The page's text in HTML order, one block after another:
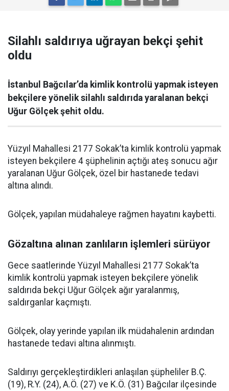
Silahlı saldırıya uğrayan bekçi şehit
oldu
İstanbul Bağcılar’da kimlik kontrolü yapmak isteyen
bekçilere yönelik silahlı saldırıda yaralanan bekçi
Uğur Gölçek şehit oldu.
Yüzyıl Mahallesi 2177 Sokak’ta kimlik kontrolü yapmak
isteyen bekçilere 4 şüphelinin açtığı ateş sonucu ağır
yaralanan Uğur Gölçek, özel bir hastanede tedavi
altına alındı.
Gölçek, yapılan müdahaleye rağmen hayatını kaybetti.
Gözaltına alınan zanlıların işlemleri sürüyor
Gece saatlerinde Yüzyıl Mahallesi 2177 Sokak’ta
kimlik kontrolü yapmak isteyen bekçilere yönelik
saldırıda bekçi Uğur Gölçek ağır yaralanmış,
saldırganlar kaçmıştı.
Gölçek, olay yerinde yapılan ilk müdahalenin ardından
hastanede tedavi altına alınmıştı.
Saldırıyı gerçekleştirdikleri anlaşılan şüpheliler B.Ç.
(19), R.Y. (24), A.Ö. (27) ve K.Ö. (31) Bağcılar ilçesinde